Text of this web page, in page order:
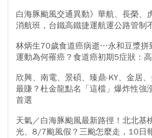
白海豚颱風交通異動》華航、長榮、
消航班，台鐵高鐵捷運航運公路管制
林炳生70歲食道癌病逝…永和豆漿拼
運動為何罹癌？食道癌初期5症狀：
欣興、南電、景碩、臻鼎-KY、金居
最賺？杜金龍點名「這檔」爆炸性強
首選
天氣／白海豚颱風最新路徑！北北基
光、8/7颱風假？三颱怎麼走，10日